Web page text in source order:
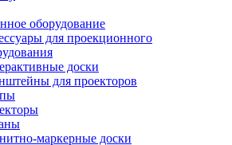
и аксессуары
для телевизоров
Комплекты спутникового тв
Кронштейны и подставки для тв
Приставки smart box
Прочие аксессуары для тв
Пульты ду
Тв антенны
Цифровые тв ресиверы
оборудование
для проекционного
доски
для проекторов
маркерные доски